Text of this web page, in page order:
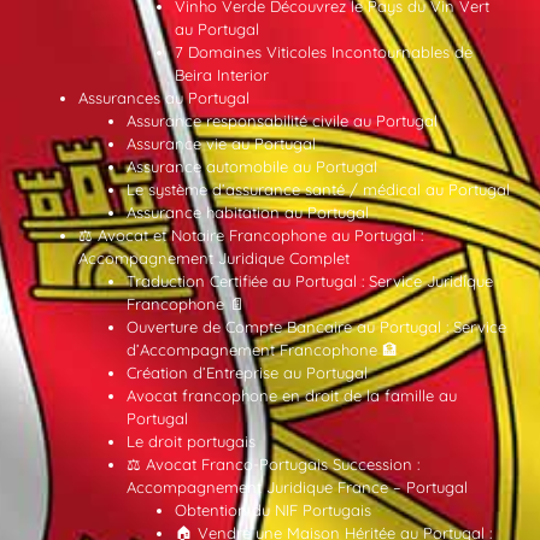
Vinho Verde Découvrez le Pays du Vin Vert
au Portugal
7 Domaines Viticoles Incontournables de
Beira Interior
Assurances au Portugal
Assurance responsabilité civile au Portugal
Assurance vie au Portugal
Assurance automobile au Portugal
Le système d’assurance santé / médical au Portugal
Assurance habitation au Portugal
⚖️ Avocat et Notaire Francophone au Portugal :
Accompagnement Juridique Complet
Traduction Certifiée au Portugal : Service Juridique
Francophone 📄
Ouverture de Compte Bancaire au Portugal : Service
d’Accompagnement Francophone 🏦
Création d’Entreprise au Portugal
Avocat francophone en droit de la famille au
Portugal
Le droit portugais
⚖️ Avocat Franco-Portugais Succession :
Accompagnement Juridique France – Portugal
Obtention du NIF Portugais
🏠 Vendre une Maison Héritée au Portugal :